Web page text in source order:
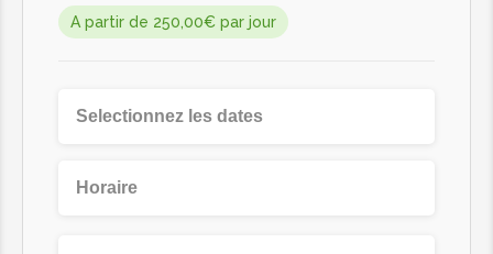
A partir de 250,00€ par jour